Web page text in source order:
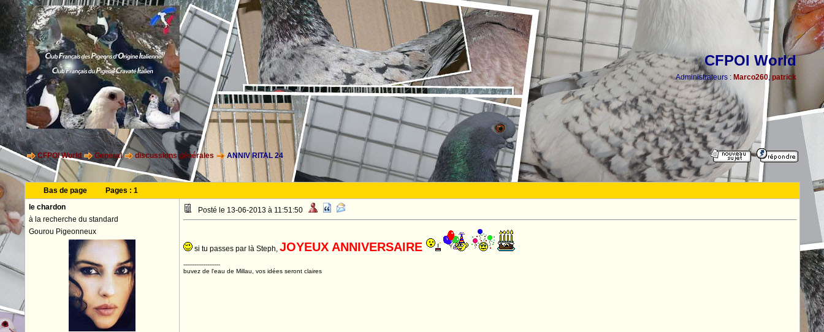
CFPOI World
Administrateurs : Marco260, patrick
CFPOI World General discussions générales ANNIV RITAL 24
Bas de page Pages : 1
le chardon
à la recherche du standard
Gourou Pigeonneux
Posté le 13-06-2013 à 11:51:50
si tu passes par là Steph, JOYEUX ANNIVERSAIRE
--------------------
buvez de l'eau de Millau, vos idées seront claires